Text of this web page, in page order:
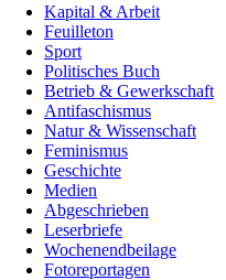
Kapital & Arbeit
Feuilleton
Sport
Politisches Buch
Betrieb & Gewerkschaft
Antifaschismus
Natur & Wissenschaft
Feminismus
Geschichte
Medien
Abgeschrieben
Leserbriefe
Wochenendbeilage
Fotoreportagen